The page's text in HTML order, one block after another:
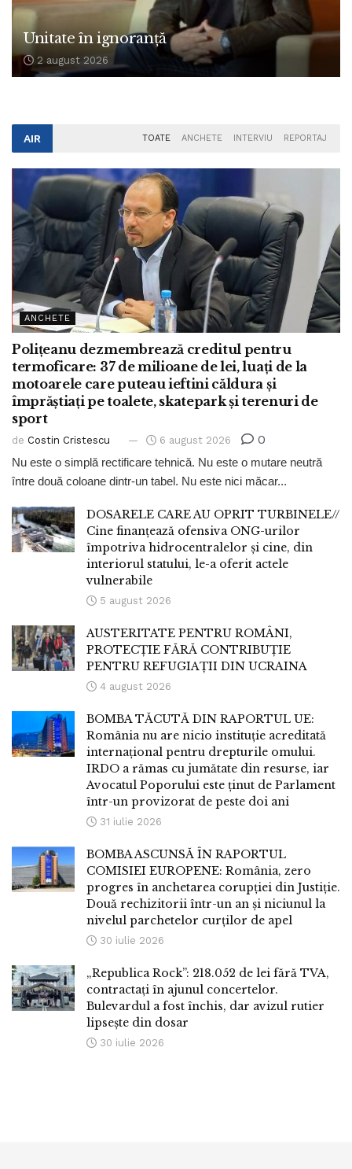
Unitate în ignoranță
2 august 2026
AIR TOATE ANCHETE INTERVIU REPORTAJ
ANCHETE
Polițeanu dezmembrează creditul pentru
termoficare: 37 de milioane de lei, luați de la
motoarele care puteau ieftini căldura și
împrăștiați pe toalete, skatepark și terenuri de
sport
de Costin Cristescu 6 august 2026 0
Nu este o simplă rectificare tehnică. Nu este o mutare neutră
între două coloane dintr-un tabel. Nu este nici măcar...
DOSARELE CARE AU OPRIT TURBINELE//
Cine finanțează ofensiva ONG-urilor
împotriva hidrocentralelor și cine, din
interiorul statului, le-a oferit actele
vulnerabile
5 august 2026
AUSTERITATE PENTRU ROMÂNI,
PROTECȚIE FĂRĂ CONTRIBUȚIE
PENTRU REFUGIAȚII DIN UCRAINA
4 august 2026
BOMBA TĂCUTĂ DIN RAPORTUL UE:
România nu are nicio instituție acreditată
internațional pentru drepturile omului.
IRDO a rămas cu jumătate din resurse, iar
Avocatul Poporului este ținut de Parlament
într-un provizorat de peste doi ani
31 iulie 2026
BOMBA ASCUNSĂ ÎN RAPORTUL
COMISIEI EUROPENE: România, zero
progres în anchetarea corupției din Justiție.
Două rechizitorii într-un an și niciunul la
nivelul parchetelor curților de apel
30 iulie 2026
„Republica Rock”: 218.052 de lei fără TVA,
contractați în ajunul concertelor.
Bulevardul a fost închis, dar avizul rutier
lipsește din dosar
30 iulie 2026